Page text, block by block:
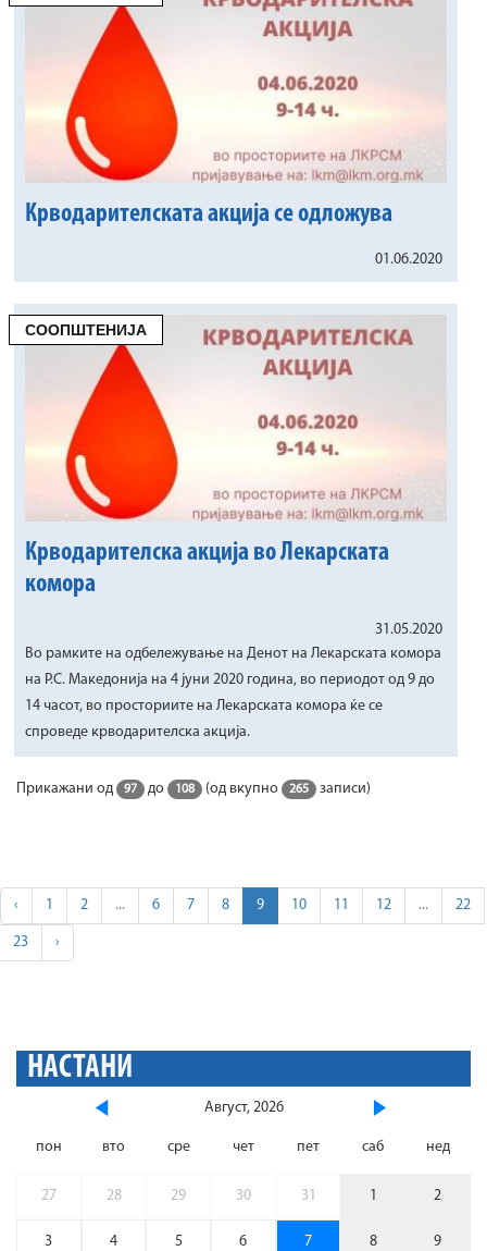
Крводарителската акција се одложува
01.06.2020
СООПШТЕНИЈА
Крводарителска акција во Лекарската
комора
31.05.2020
Во рамките на одбележување на Денот на Лекарската комора
на Р.С. Македонија на 4 јуни 2020 година, во периодот од 9 до
14 часот, во просториите на Лекарската комора ќе се
спроведе крводарителска акција.
Прикажани од 97 до 108 (од вкупно 265 записи)
‹ 1 2 ... 6 7 8 9 10 11 12 ... 22
23 ›
НАСТАНИ
Август, 2026
пон вто сре чет пет саб нед
27 28 29 30 31 1 2
3 4 5 6 7 8 9